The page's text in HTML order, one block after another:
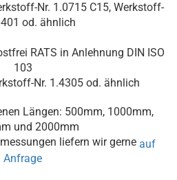
Nr. 1.0715 C15, Werkstoff-
od. ähnlich
RATS in Anlehnung DIN ISO
103
Nr. 1.4305 od. ähnlich
Längen: 500mm, 1000mm,
und 2000mm
liefern wir gerne auf
Anfrage